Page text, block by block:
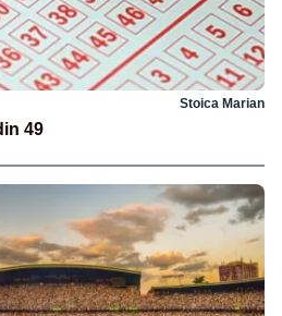
Stoica Marian
49